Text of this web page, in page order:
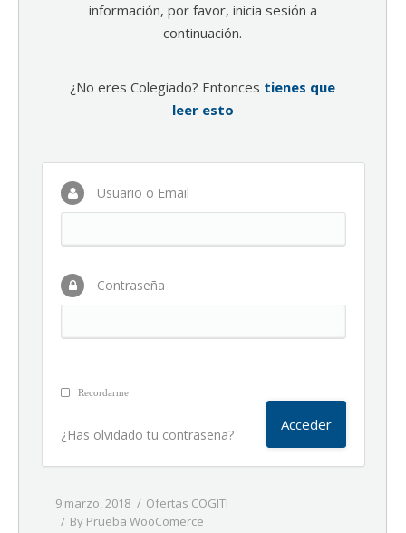
información, por favor, inicia sesión a
continuación.
¿No eres Colegiado? Entonces tienes que
leer esto
Usuario o Email
Contraseña
Recordarme
¿Has olvidado tu contraseña?
9 marzo, 2018
Ofertas COGITI
By Prueba WooComerce